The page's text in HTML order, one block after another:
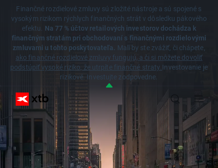
Finančné rozdielové zmluvy sú zložité nástroje a sú spojené s
vysokým rizikom rýchlych finančných strát v dôsledku pákového
efektu. Na 77 % účtov retailových investorov dochádza k
finančným stratám pri obchodovaní s finančnými rozdielovými
zmluvami u tohto poskytovateľa. Mali by ste zvážiť, či chápete,
ako finančné rozdielové zmluvy fungujú, a či si môžete dovoliť
podstúpiť vysoké riziko, že utrpíte finančné straty.Investovanie je
rizikové. Investujte zodpovedne.